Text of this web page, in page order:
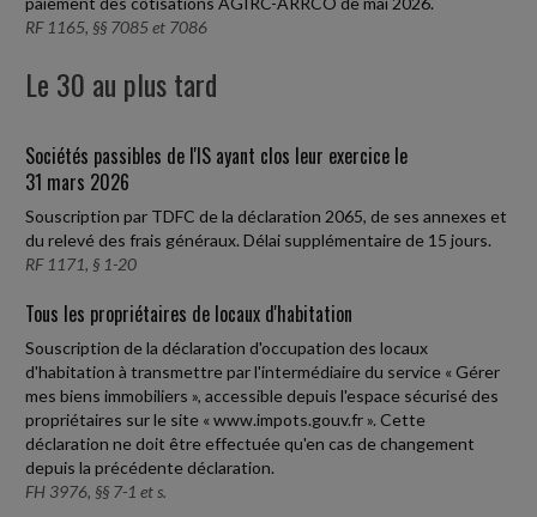
RF 1165, §§ 7085 et 7086
Le 30 au plus tard
Sociétés passibles de l'IS ayant clos leur exercice le
31 mars 2026
Souscription par TDFC de la déclaration 2065, de ses annexes et
du relevé des frais généraux. Délai supplémentaire de 15 jours.
RF 1171, § 1-20
Tous les propriétaires de locaux d'habitation
Souscription de la déclaration d'occupation des locaux
d'habitation à transmettre par l'intermédiaire du service « Gérer
mes biens immobiliers », accessible depuis l'espace sécurisé des
propriétaires sur le site « www.impots.gouv.fr ». Cette
déclaration ne doit être effectuée qu'en cas de changement
depuis la précédente déclaration.
FH 3976, §§ 7-1 et s.